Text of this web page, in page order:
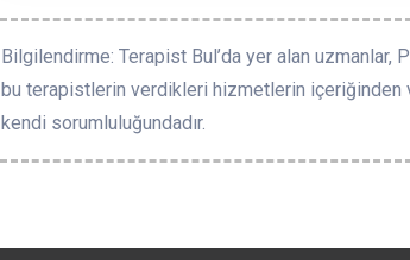
Bilgilendirme: Terapist Bul’da yer alan uzmanlar,
bu terapistlerin verdikleri hizmetlerin içeriğinden
kendi sorumluluğundadır.